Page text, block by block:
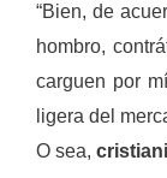
“Bien, de
hombro,
carguen por
ligera del
O sea,